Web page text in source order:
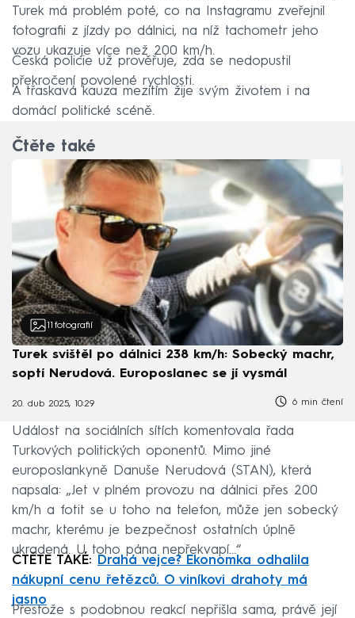
Turek má problém poté, co na Instagramu zveřejnil
fotografii z jízdy po dálnici, na níž tachometr jeho
vozu ukazuje více než 200 km/h.
Česká policie už prověřuje, zda se nedopustil
překročení povolené rychlosti.
A třaskavá kauza mezitím žije svým životem i na
domácí politické scéně.
Čtěte také
11 fotografií
Turek svištěl po dálnici 238 km/h: Sobecký machr,
soptí Nerudová. Europoslanec se jí vysmál
20. dub 2025, 10:29 6 min čtení
Událost na sociálních sítích komentovala řada
Turkových politických oponentů. Mimo jiné
europoslankyně Danuše Nerudová (STAN), která
napsala: „Jet v plném provozu na dálnici přes 200
km/h a fotit se u toho na telefon, může jen sobecký
machr, kterému je bezpečnost ostatních úplně
ukradená. U toho pána nepřekvapí…“
ČTĚTE TAKÉ:
Drahá vejce? Ekonomka odhalila
nákupní cenu řetězců. O viníkovi drahoty má
jasno
Přestože s podobnou reakcí nepřišla sama, právě její